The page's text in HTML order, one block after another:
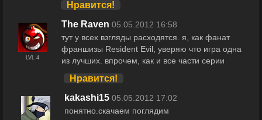
Нравится!
LVL 4
The Raven 05.05.2012 16:58
тут у всех взгляды расходятся. я, как фанат
франшизы Resident Evil, уверяю что игра одна
из лучших. впрочем, как и все части серии
Нравится!
kakashi15 05.05.2012 17:02
понятно.скачаем поглядим